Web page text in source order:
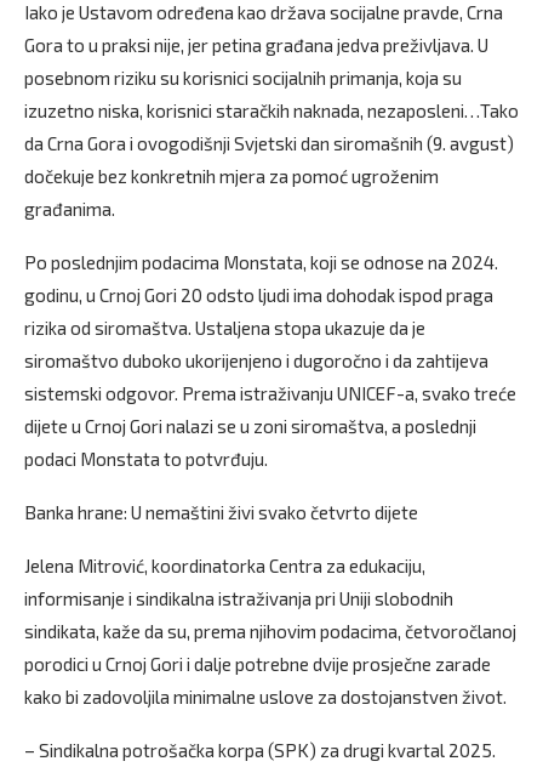
Iako je Ustavom određena kao država socijalne pravde, Crna
Gora to u praksi nije, jer petina građana jedva preživljava. U
posebnom riziku su korisnici socijalnih primanja, koja su
izuzetno niska, korisnici staračkih naknada, nezaposleni…Tako
da Crna Gora i ovogodišnji Svjetski dan siromašnih (9. avgust)
dočekuje bez konkretnih mjera za pomoć ugroženim
građanima.
Po poslednjim podacima Monstata, koji se odnose na 2024.
godinu, u Crnoj Gori 20 odsto ljudi ima dohodak ispod praga
rizika od siromaštva. Ustaljena stopa ukazuje da je
siromaštvo duboko ukorijenjeno i dugoročno i da zahtijeva
sistemski odgovor. Prema istraživanju UNICEF-a, svako treće
dijete u Crnoj Gori nalazi se u zoni siromaštva, a poslednji
podaci Monstata to potvrđuju.
Banka hrane: U nemaštini živi svako četvrto dijete
Jelena Mitrović, koordinatorka Centra za edukaciju,
informisanje i sindikalna istraživanja pri Uniji slobodnih
sindikata, kaže da su, prema njihovim podacima, četvoročlanoj
porodici u Crnoj Gori i dalje potrebne dvije prosječne zarade
kako bi zadovoljila minimalne uslove za dostojanstven život.
– Sindikalna potrošačka korpa (SPK) za drugi kvartal 2025.